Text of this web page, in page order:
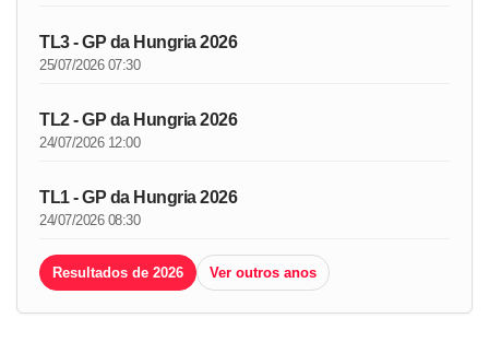
TL3 - GP da Hungria 2026
25/07/2026 07:30
TL2 - GP da Hungria 2026
24/07/2026 12:00
TL1 - GP da Hungria 2026
24/07/2026 08:30
Resultados de 2026 Ver outros anos